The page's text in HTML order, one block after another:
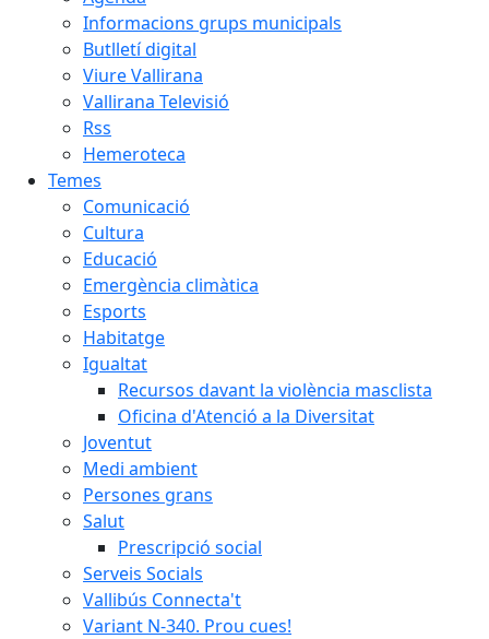
Informacions grups municipals
Butlletí digital
Viure Vallirana
Vallirana Televisió
Rss
Hemeroteca
Temes
Comunicació
Cultura
Educació
Emergència climàtica
Esports
Habitatge
Igualtat
Recursos davant la violència masclista
Oficina d'Atenció a la Diversitat
Joventut
Medi ambient
Persones grans
Salut
Prescripció social
Serveis Socials
Vallibús Connecta't
Variant N-340. Prou cues!